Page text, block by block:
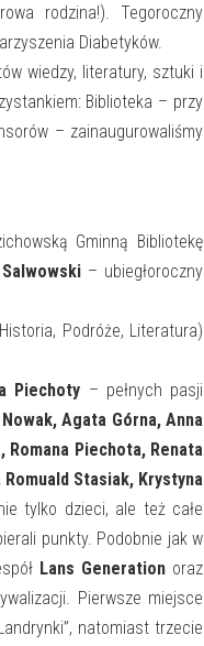
rodzina!). Tegoroczny
Diabetyków.
wiedzy, literatury, sztuki i
Biblioteka – przy
– zainaugurowaliśmy
Gminną Bibliotekę
– ubiegłoroczny
Podróże, Literatura)
Piechoty – pełnych pasji
Agata Górna, Anna
Romana Piechota, Renata
Stasiak, Krystyna
tylko dzieci, ale też całe
punkty. Podobnie jak w
Lans Generation oraz
Pierwsze miejsce
natomiast trzecie